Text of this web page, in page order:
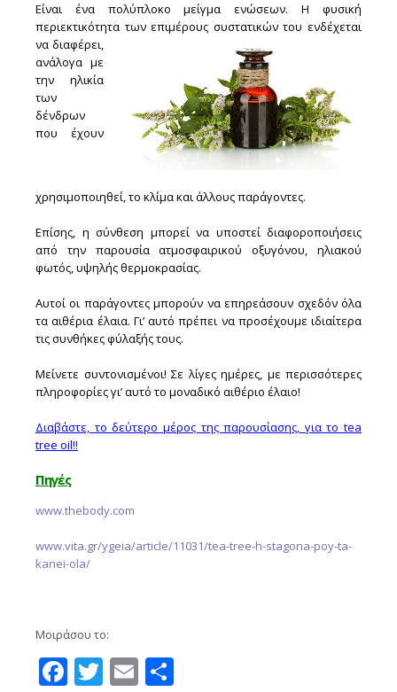
Είναι ένα πολύπλοκο μείγμα ενώσεων. Η φυσική
περιεκτικότητα των επιμέρους συστατικών του ενδέχεται
να διαφέρει,
ανάλογα με
την ηλικία
των
δένδρων
που έχουν
χρησιμοποιηθεί, το κλίμα και άλλους παράγοντες.
Επίσης, η σύνθεση μπορεί να υποστεί διαφοροποιήσεις
από την παρουσία ατμοσφαιρικού οξυγόνου, ηλιακού
φωτός, υψηλής θερμοκρασίας.
Αυτοί οι παράγοντες μπορούν να επηρεάσουν σχεδόν όλα
τα αιθέρια έλαια. Γι’ αυτό πρέπει να προσέχουμε ιδιαίτερα
τις συνθήκες φύλαξής τους.
Μείνετε συντονισμένοι! Σε λίγες ημέρες, με περισσότερες
πληροφορίες γι’ αυτό το μοναδικό αιθέριο έλαιο!
Διαβάστε, το δεύτερο μέρος της παρουσίασης, για το tea
tree oil!!
Πηγές
www.thebody.com
www.vita.gr/ygeia/article/11031/tea-tree-h-stagona-poy-ta-
kanei-ola/
Μοιράσου το:
Facebook
Twitter
Email